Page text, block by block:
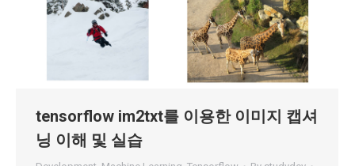
tensorflow im2txt를 이용한 이미지 캡셔
닝 이해 및 실습